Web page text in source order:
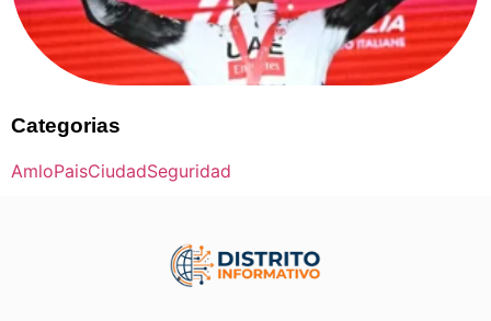
Categorias
AmloPaisCiudadSeguridad